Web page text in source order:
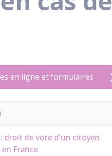
en ligne et formulaires
droit de vote d'un citoyen
France